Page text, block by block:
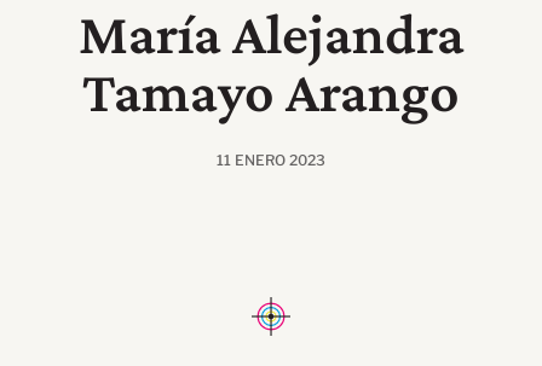
María Alejandra
Tamayo Arango
11 ENERO 2023